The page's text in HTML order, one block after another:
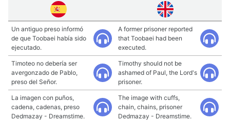
Un antiguo preso informó
de que Toobaei había sido
ejecutado.
A former prisoner reported
that Toobaei had been
executed.
Timoteo no debería ser
avergonzado de Pablo,
preso del Señor.
Timothy should not be
ashamed of Paul, the Lord's
prisoner.
La imagen con puños,
cadena, cadenas, preso
Dedmazay - Dreamstime.
The image with cuffs,
chain, chains, prisoner
Dedmazay - Dreamstime.